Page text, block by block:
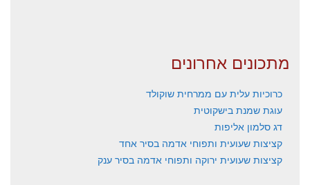
מתכונים אחרונים
כרוכיות עלית עם ממרחית שוקולד
עוגת שמנת בישקוטית
דג סלמון אליפות
קציצות שעועית ותפוחי אדמה בסיר אחד
קציצות שעועית ירוקה ותפוחי אדמה בסיר ענק